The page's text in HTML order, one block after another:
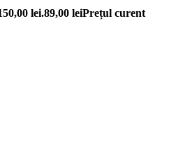
lei.89,00 leiPrețul curent